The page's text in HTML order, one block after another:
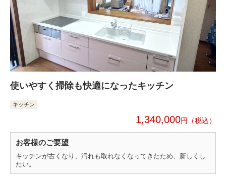
使いやすく掃除も快適になったキッチン
キッチン
1,340,000円
お客様のご要望
キッチンが古くなり、汚れも取れなくなってきたため、新しくし
たい。